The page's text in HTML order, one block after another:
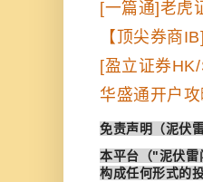
[一篇通]老虎
【顶尖券商
[盈立证券
华盛通开户
免责声明（泥伏
本平台（"泥伏雷
构成任何形式的